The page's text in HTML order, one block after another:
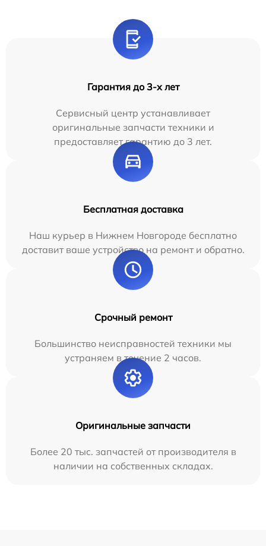
Гарантия до 3-х лет
Сервисный центр устанавливает
оригинальные запчасти техники и
предоставляет гарантию до 3 лет.
Бесплатная доставка
Наш курьер в Нижнем Новгороде бесплатно
доставит ваше устройство на ремонт и обратно.
Срочный ремонт
Большинство неисправностей техники мы
устраняем в течение 2 часов.
Оригинальные запчасти
Более 20 тыс. запчастей от производителя в
наличии на собственных складах.